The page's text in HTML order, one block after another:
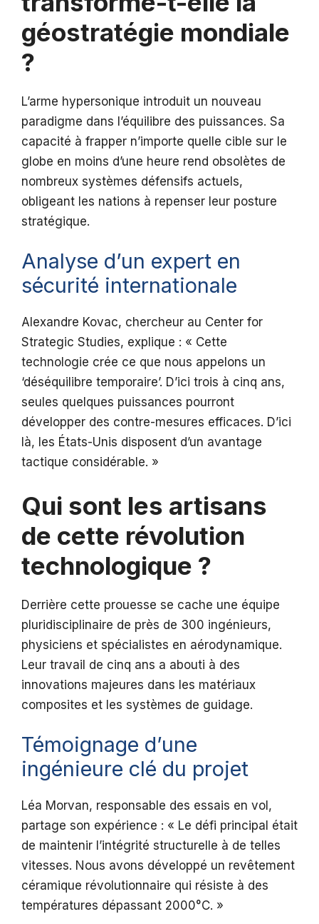
géostratégie mondiale
?
L’arme hypersonique introduit un nouveau
paradigme dans l’équilibre des puissances. Sa
capacité à frapper n’importe quelle cible sur le
globe en moins d’une heure rend obsolètes de
nombreux systèmes défensifs actuels,
obligeant les nations à repenser leur posture
stratégique.
Analyse d’un expert en
sécurité internationale
Alexandre Kovac, chercheur au Center for
Strategic Studies, explique : « Cette
technologie crée ce que nous appelons un
‘déséquilibre temporaire’. D’ici trois à cinq ans,
seules quelques puissances pourront
développer des contre-mesures efficaces. D’ici
là, les États-Unis disposent d’un avantage
tactique considérable. »
Qui sont les artisans
de cette révolution
technologique ?
Derrière cette prouesse se cache une équipe
pluridisciplinaire de près de 300 ingénieurs,
physiciens et spécialistes en aérodynamique.
Leur travail de cinq ans a abouti à des
innovations majeures dans les matériaux
composites et les systèmes de guidage.
Témoignage d’une
ingénieure clé du projet
Léa Morvan, responsable des essais en vol,
partage son expérience : « Le défi principal était
de maintenir l’intégrité structurelle à de telles
vitesses. Nous avons développé un revêtement
céramique révolutionnaire qui résiste à des
températures dépassant 2000°C. »